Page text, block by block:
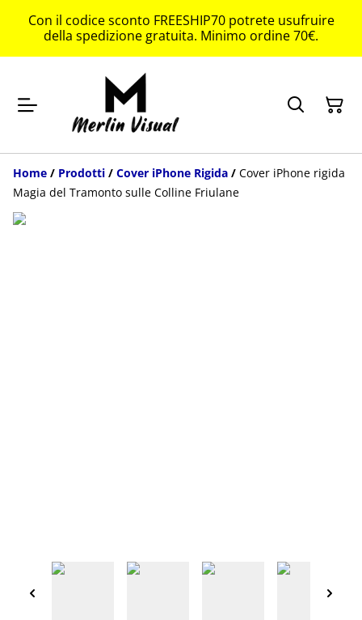
Con il codice sconto FREESHIP70 potrete usufruire
della spedizione gratuita. Minimo ordine 70€.
Home / Prodotti / Cover iPhone Rigida / Cover iPhone rigida
Magia del Tramonto sulle Colline Friulane